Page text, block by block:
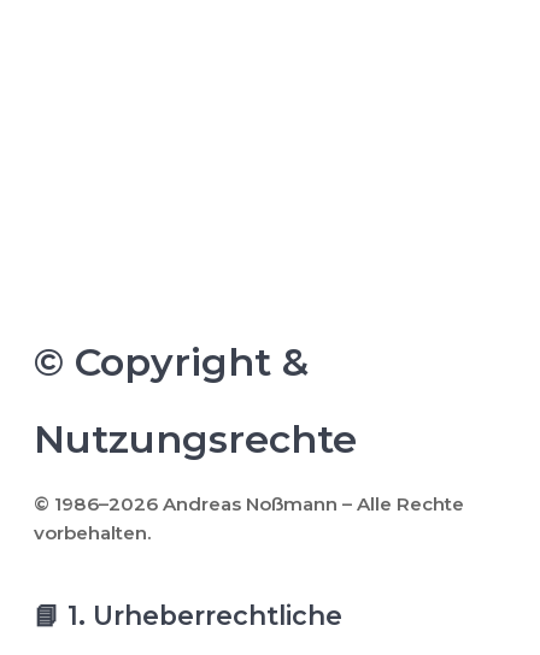
©️ Copyright &
Nutzungsrechte
© 1986–2026 Andreas Noßmann – Alle Rechte
vorbehalten.
📘 1. Urheberrechtliche